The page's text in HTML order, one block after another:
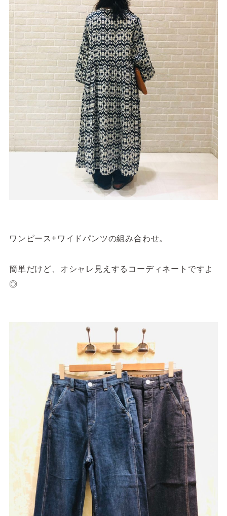
ワンピース+ワイドパンツの組み合わせ。
簡単だけど、オシャレ見えするコーディネートですよ
◎